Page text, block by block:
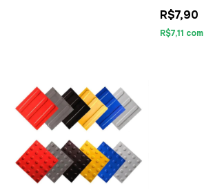
Espessura
R$7,90
R$7,11 com